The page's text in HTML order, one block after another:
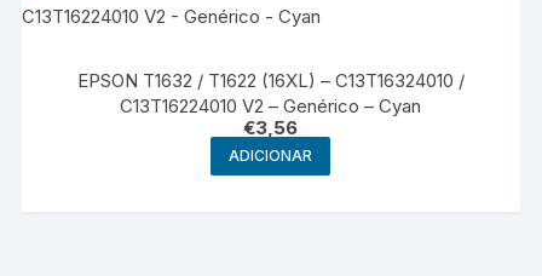
EPSON T1632 / T1622 (16XL) – C13T16324010 /
C13T16224010 V2 – Genérico – Cyan
€3,56
ADICIONAR